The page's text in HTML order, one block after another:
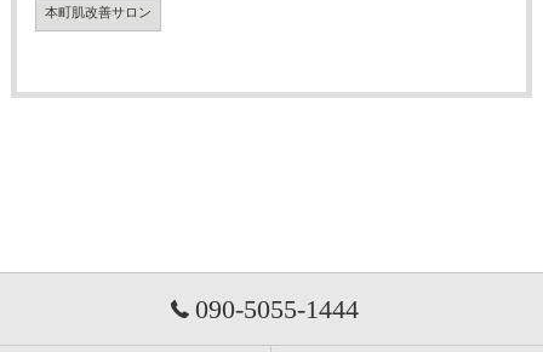
本町肌改善サロン
090-5055-1444